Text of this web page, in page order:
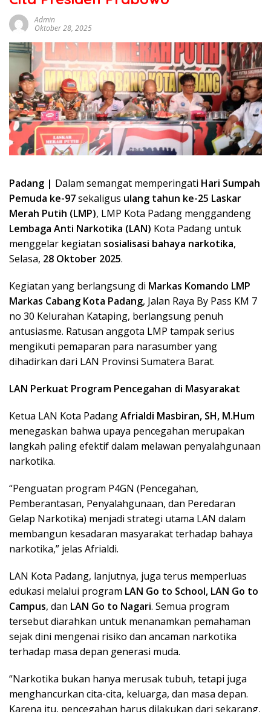
sumbar
tv
live
Admin
Oktober 28, 2025
Padang | Dalam semangat memperingati Hari Sumpah
Pemuda ke-97sekaligus ulang tahun ke-25 Laskar
Merah Putih (LMP), LMP Kota Padang menggandeng
Lembaga Anti Narkotika (LAN) Kota Padang untuk
menggelar kegiatan sosialisasi bahaya narkotika,
Selasa, 28 Oktober 2025.
Kegiatan yang berlangsung di Markas Komando LMP
Markas Cabang Kota Padang, Jalan Raya By Pass KM 7
no 30 Kelurahan Kataping, berlangsung penuh
antusiasme. Ratusan anggota LMP tampak serius
mengikuti pemaparan para narasumber yang
dihadirkan dari LAN Provinsi Sumatera Barat.
LAN Perkuat Program Pencegahan di Masyarakat
Ketua LAN Kota PadangAfrialdi Masbiran, SH, M.Hum
menegaskan bahwa upaya pencegahan merupakan
langkah paling efektif dalam melawan penyalahgunaan
narkotika.
“Penguatan program P4GN (Pencegahan,
Pemberantasan, Penyalahgunaan, dan Peredaran
Gelap Narkotika) menjadi strategi utama LAN dalam
membangun kesadaran masyarakat terhadap bahaya
narkotika,” jelas Afrialdi.
LAN Kota Padang, lanjutnya, juga terus memperluas
edukasi melalui program LAN Go to School, LAN Go to
Campus, dan LAN Go to Nagari. Semua program
tersebut diarahkan untuk menanamkan pemahaman
sejak dini mengenai risiko dan ancaman narkotika
terhadap masa depan generasi muda.
“Narkotika bukan hanya merusak tubuh, tetapi juga
menghancurkan cita-cita, keluarga, dan masa depan.
Karena itu, pencegahan harus dilakukan dari sekarang,